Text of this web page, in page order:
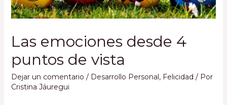
Las emociones desde 4
puntos de vista
Dejar un comentario / Desarrollo Personal, Felicidad / Por
Cristina Jáuregui